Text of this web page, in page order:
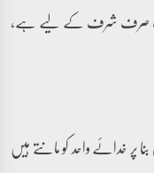
صرف شرف کے لیے ہے،
پر خدائے واحد کو مانتے ہیں